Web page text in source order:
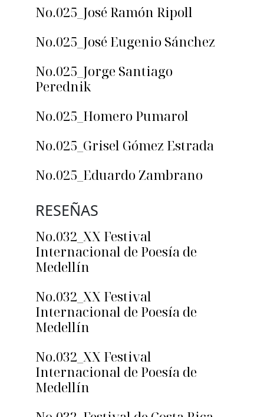
No.025_José Ramón Ripoll
No.025_José Eugenio Sánchez
No.025_Jorge Santiago
Perednik
No.025_Homero Pumarol
No.025_Grisel Gómez Estrada
No.025_Eduardo Zambrano
RESEÑAS
No.032_XX Festival
Internacional de Poesía de
Medellín
No.032_XX Festival
Internacional de Poesía de
Medellín
No.032_XX Festival
Internacional de Poesía de
Medellín